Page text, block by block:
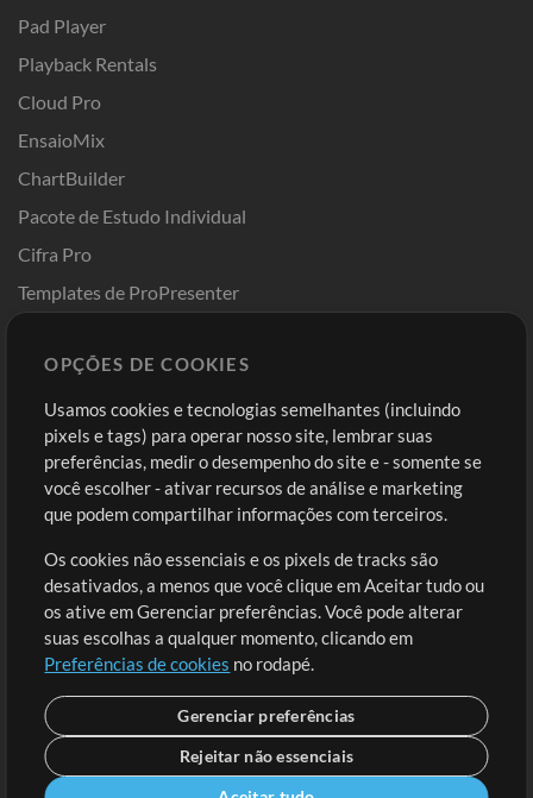
Pad Player
Playback Rentals
Cloud Pro
EnsaioMix
ChartBuilder
Pacote de Estudo Individual
Cifra Pro
Templates de ProPresenter
Comprar Créditos
Conteúdo Grátis
Solicite uma Música
Extras
Sessões
Envie seu conteúdo
Playlist
MT Conference
Entre
Cadastre-se
Ir ao carrinho
OPÇÕES DE COOKIES
Usamos cookies e tecnologias semelhantes (incluindo
pixels e tags) para operar nosso site, lembrar suas
preferências, medir o desempenho do site e - somente se
você escolher - ativar recursos de análise e marketing
que podem compartilhar informações com terceiros.
Os cookies não essenciais e os pixels de tracks são
desativados, a menos que você clique em Aceitar tudo ou
os ative em Gerenciar preferências. Você pode alterar
suas escolhas a qualquer momento, clicando em
Preferências de cookies no rodapé.
Gerenciar preferências
Rejeitar não essenciais